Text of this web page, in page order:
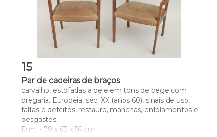
15
Par de cadeiras de braços
carvalho, estofadas a pele em tons de bege com
pregaria, Europeia, séc. XX (anos 60), sinais de uso,
faltas e defeitos, restauro, manchas, enfolamentos e
desgastes
Dim. - 79 x 63 x 56 cm